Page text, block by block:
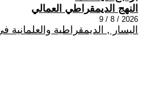
النهج الديمقراطي العمالي
2026 / 8 / 9
اليسار , الديمقراطية